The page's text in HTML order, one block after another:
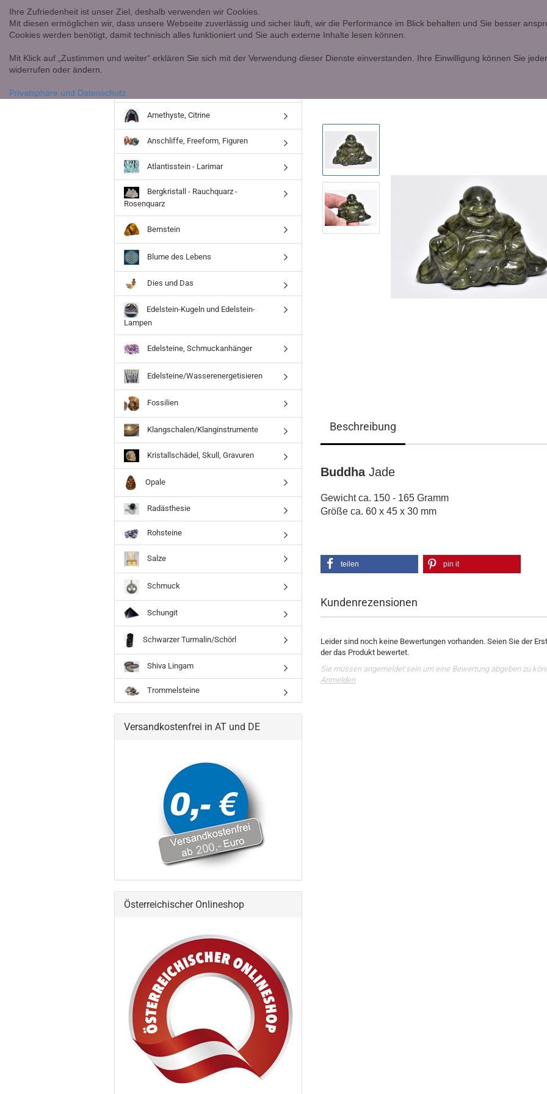
Passwort vergessen?
Ihre Zufriedenheit ist unser Ziel, deshalb verwenden wir Cookies.
Mit diesen ermöglichen wir, dass unsere Webseite zuverlässig und sicher läuft, wir die Performance im Blick behalten und Sie besser
Cookies werden benötigt, damit technisch alles funktioniert und Sie auch externe Inhalte lesen können.
Mit Klick auf „Zustimmen und weiter“ erklären Sie sich mit der Verwendung dieser Dienste einverstanden. Ihre Einwilligung können Sie
widerrufen oder ändern.
Privatsphäre und Datenschutz
Beschreibung
BuddhaJade
Gewicht ca. 150 - 165 Gramm
Größe ca. 60 x 45 x 30 mm
teilen pin it
Kundenrezensionen
Leider sind noch keine Bewertungen vorhanden. Seien Sie der
der das Produkt bewertet.
Sie müssen angemeldet sein um eine Bewertung abgeben zu
Anmelden
Amethyste, Citrine
Anschliffe, Freeform, Figuren
Atlantisstein - Larimar
Bergkristall - Rauchquarz -
Rosenquarz
Bernstein
Blume des Lebens
Dies und Das
Edelstein-Kugeln und Edelstein-
Lampen
Edelsteine, Schmuckanhänger
Edelsteine/Wasserenergetisieren
Fossilien
Klangschalen/Klanginstrumente
Kristallschädel, Skull, Gravuren
Opale
Radästhesie
Rohsteine
Salze
Schmuck
Schungit
Schwarzer Turmalin/Schörl
Shiva Lingam
Trommelsteine
Versandkostenfrei in AT und DE
Österreichischer Onlineshop